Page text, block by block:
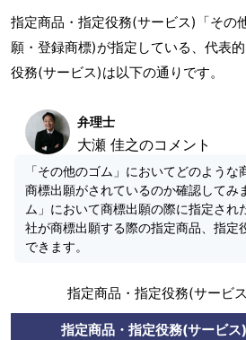
指定商品・指定役務(サービス)「その
願・登録商標)が指定している、代表
役務(サービス)は以下の通りです。
弁理士
大瀬 佳之のコメント
「その他のゴム」においてどのよう
商標出願がされているのか確認してみ
ム」において商標出願の際に指定され
社が商標出願する際の指定商品、指定
できます。
指定商品・指定役務(サービ
指定商品・指定役務(サービス)